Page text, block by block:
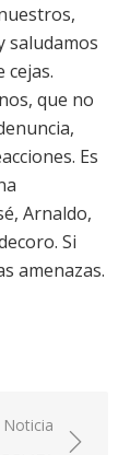
saludamos
cejas.
que no
Es
Arnaldo,
Si
amenazas.
Noticia